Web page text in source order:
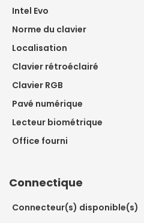
Intel Evo
Norme du clavier
Localisation
Clavier rétroéclairé
Clavier RGB
Pavé numérique
Lecteur biométrique
Office fourni
Connectique
Connecteur(s) disponible(s)